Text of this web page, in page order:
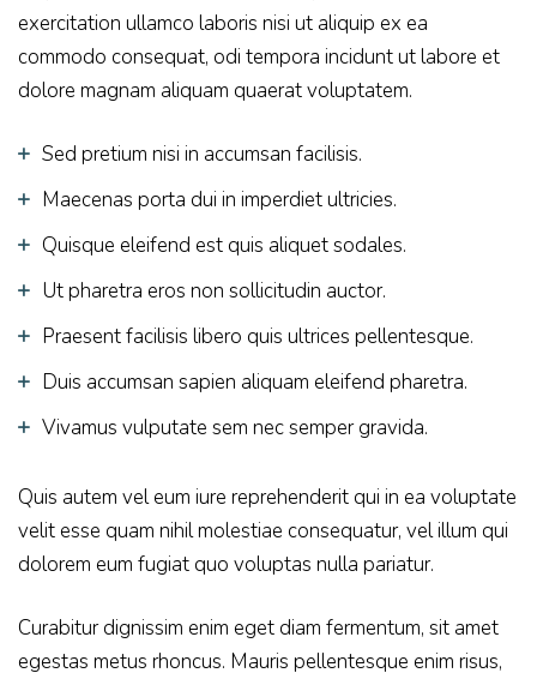
exercitation ullamco laboris nisi ut aliquip ex ea
commodo consequat, odi tempora incidunt ut labore et
dolore magnam aliquam quaerat voluptatem.
Sed pretium nisi in accumsan facilisis.
Maecenas porta dui in imperdiet ultricies.
Quisque eleifend est quis aliquet sodales.
Ut pharetra eros non sollicitudin auctor.
Praesent facilisis libero quis ultrices pellentesque.
Duis accumsan sapien aliquam eleifend pharetra.
Vivamus vulputate sem nec semper gravida.
Quis autem vel eum iure reprehenderit qui in ea voluptate
velit esse quam nihil molestiae consequatur, vel illum qui
dolorem eum fugiat quo voluptas nulla pariatur.
Curabitur dignissim enim eget diam fermentum, sit amet
egestas metus rhoncus. Mauris pellentesque enim risus,